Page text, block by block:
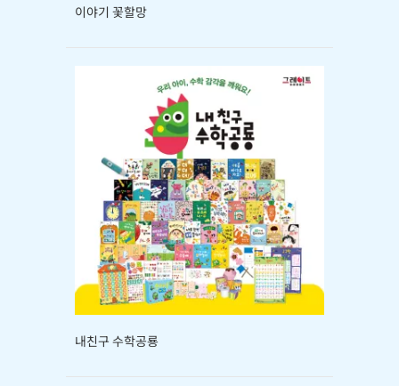
이야기 꽃할망
내친구 수학공룡